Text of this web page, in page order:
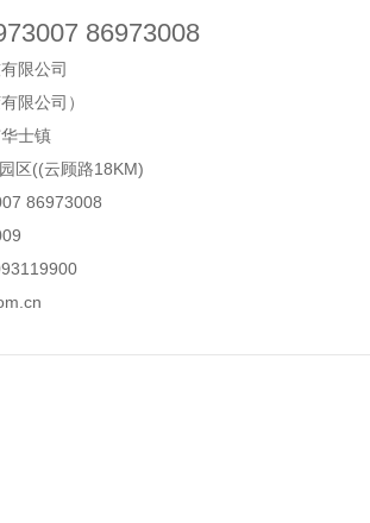
86973008
限公司
限公司）
士镇
((云顾路18KM)
86973008